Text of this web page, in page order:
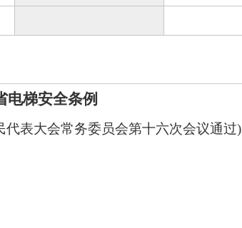
电梯安全条例
代表大会常务委员会第十六次会议通过)